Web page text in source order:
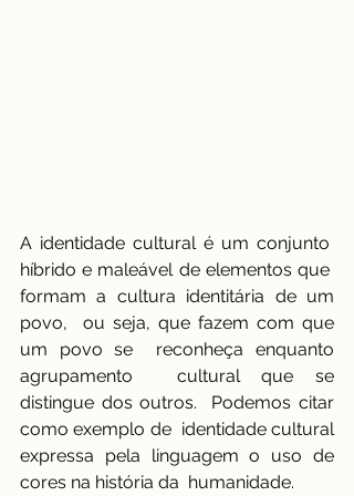
A identidade cultural é um conjunto
híbrido e maleável de elementos que
formam a cultura identitária de um
povo,  ou seja, que fazem com que
um povo se  reconheça enquanto
agrupamento  cultural que se
distingue dos outros.  Podemos citar
como exemplo de  identidade cultural
expressa pela linguagem o uso de
cores na história da  humanidade.